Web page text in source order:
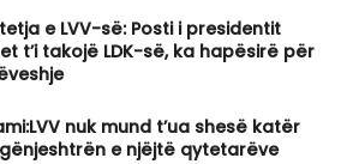
e LVV-së: Posti i presidentit
t’i takojë LDK-së, ka hapësirë për
nuk mund t’ua shesë katër
e njëjtë qytetarëve